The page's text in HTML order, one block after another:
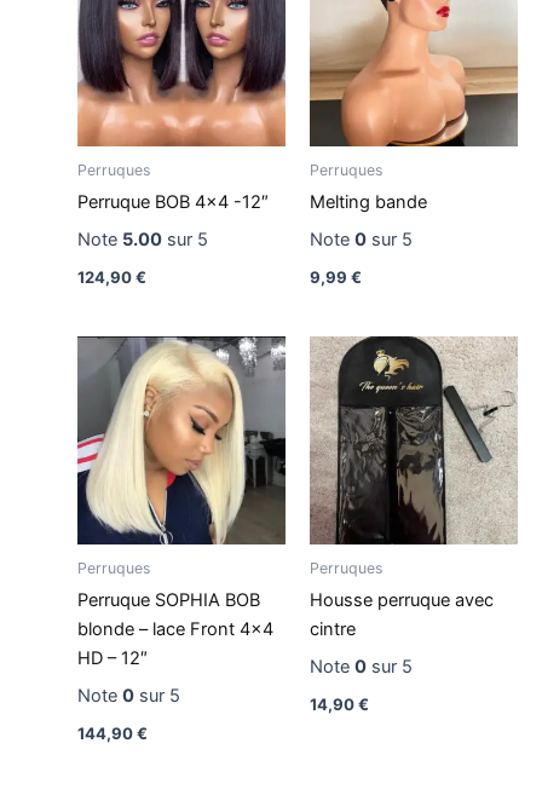
Perruques
Perruque BOB 4×4 -12″
Note 5.00sur 5
124,90€
Perruques
Melting bande
Note 0sur 5
9,99 €
Perruques
Perruque SOPHIA BOB
blonde – lace Front 4×4
HD – 12″
Note 0sur 5
144,90€
Perruques
Housse perruque avec
cintre
Note 0sur 5
14,90€